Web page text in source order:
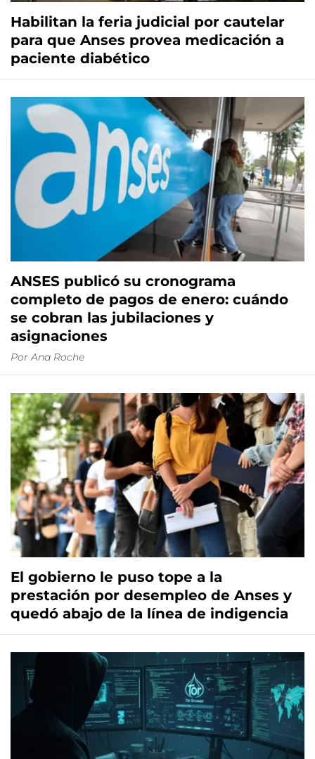
Habilitan la feria judicial por cautelar
para que Anses provea medicación a
paciente diabético
ANSES publicó su cronograma
completo de pagos de enero: cuándo
se cobran las jubilaciones y
asignaciones
Por Ana Roche
El gobierno le puso tope a la
prestación por desempleo de Anses y
quedó abajo de la línea de indigencia